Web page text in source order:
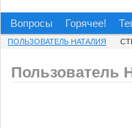
Вопросы Горячее!
ПОЛЬЗОВАТЕЛЬ НАТАЛИЯ
Пользователь